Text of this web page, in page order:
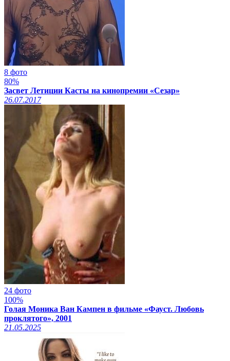
8 фото
80%
Засвет Летиции Касты на кинопремии «Сезар»
26.07.2017
24 фото
100%
Голая Моника Ван Кампен в фильме «Фауст. Любовь
проклятого», 2001
21.05.2025